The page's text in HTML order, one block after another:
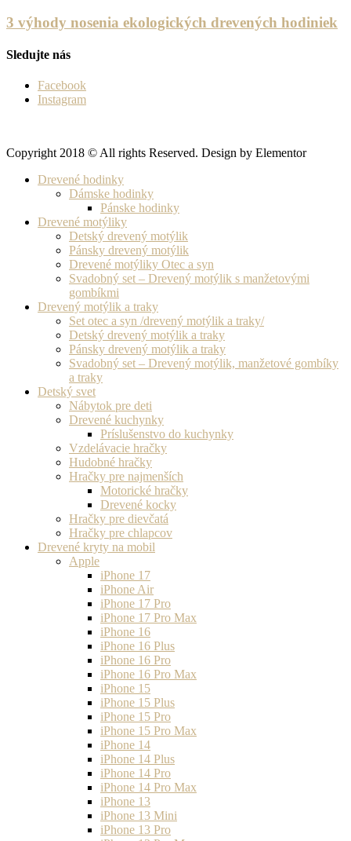
3 výhody nosenia ekologických drevených hodiniek
Sledujte nás
Facebook
Instagram
Copyright 2018 © All rights Reserved. Design by Elementor
Drevené hodinky
Dámske hodinky
Pánske hodinky
Drevené motýliky
Detský drevený motýlik
Pánsky drevený motýlik
Drevené motýliky Otec a syn
Svadobný set – Drevený motýlik s manžetovými
gombíkmi
Drevený motýlik a traky
Set otec a syn /drevený motýlik a traky/
Detský drevený motýlik a traky
Pánsky drevený motýlik a traky
Svadobný set – Drevený motýlik, manžetové gombíky
a traky
Detský svet
Nábytok pre deti
Drevené kuchynky
Príslušenstvo do kuchynky
Vzdelávacie hračky
Hudobné hračky
Hračky pre najmenších
Motorické hračky
Drevené kocky
Hračky pre dievčatá
Hračky pre chlapcov
Drevené kryty na mobil
Apple
iPhone 17
iPhone Air
iPhone 17 Pro
iPhone 17 Pro Max
iPhone 16
iPhone 16 Plus
iPhone 16 Pro
iPhone 16 Pro Max
iPhone 15
iPhone 15 Plus
iPhone 15 Pro
iPhone 15 Pro Max
iPhone 14
iPhone 14 Plus
iPhone 14 Pro
iPhone 14 Pro Max
iPhone 13
iPhone 13 Mini
iPhone 13 Pro